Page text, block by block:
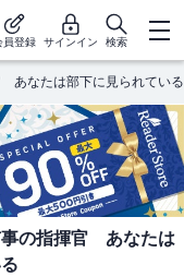
員登録 サインイン 検索
なたは部下に見られている
の指揮官 あなたは